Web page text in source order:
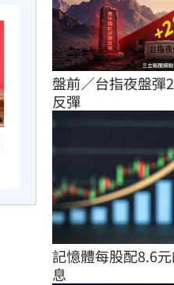
盤前／台指夜盤彈
反彈
記憶體每股配8.6
息